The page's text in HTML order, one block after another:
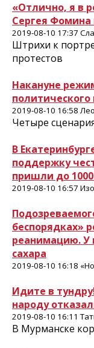
«Отлично, я в
Сергея Фомина
2019-08-10 17:37
Штрихи к
протестов
Накануне
2019-08-10 16:58
Четыре
В
поддержку
пришли до
2019-08-10 16:57
беспорядках»
реанимацию. У
сахара
2019-08-10 16:18
Идите в
народу
2019-08-10 16:11
В Мурманске